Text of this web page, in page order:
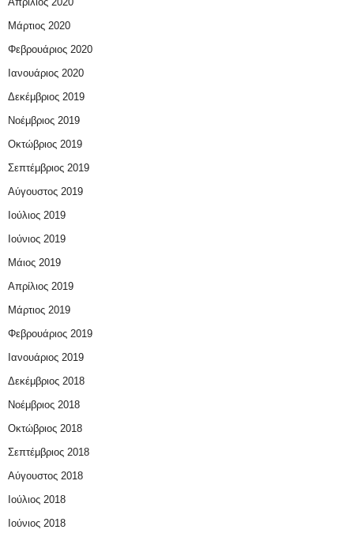
Μάρτιος 2020
Φεβρουάριος 2020
Ιανουάριος 2020
Δεκέμβριος 2019
Νοέμβριος 2019
Οκτώβριος 2019
Σεπτέμβριος 2019
Αύγουστος 2019
Ιούλιος 2019
Ιούνιος 2019
Μάιος 2019
Απρίλιος 2019
Μάρτιος 2019
Φεβρουάριος 2019
Ιανουάριος 2019
Δεκέμβριος 2018
Νοέμβριος 2018
Οκτώβριος 2018
Σεπτέμβριος 2018
Αύγουστος 2018
Ιούλιος 2018
Ιούνιος 2018